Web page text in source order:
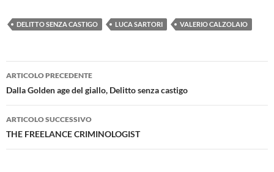
DELITTO SENZA CASTIGO LUCA SARTORI VALERIO CALZOLAIO
Navigazione
articolo
ARTICOLO PRECEDENTE
Dalla Golden age del giallo, Delitto senza castigo
ARTICOLO SUCCESSIVO
THE FREELANCE CRIMINOLOGIST